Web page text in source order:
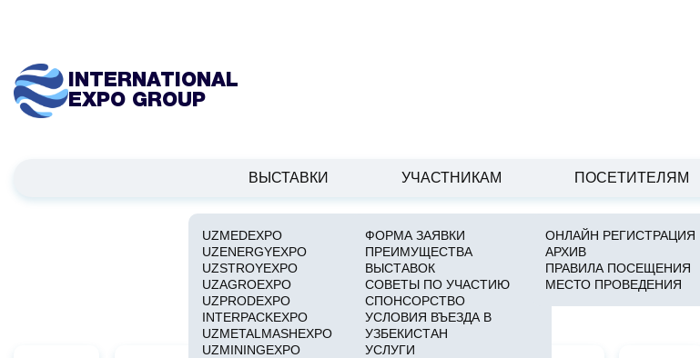
INTERNATIONAL
EXPO GROUP
ВЫСТАВКИ
UZMEDEXPO
UZENERGYEXPO
UZSTROYEXPO
UZAGROEXPO
UZPRODEXPO
INTERPACKEXPO
UZMETALMASHEXPO
UZMININGEXPO
УЧАСТНИКАМ
ФОРМА ЗАЯВКИ
ПРЕИМУЩЕСТВА
ВЫСТАВОК
СОВЕТЫ ПО УЧАСТИЮ
СПОНСОРСТВО
УСЛОВИЯ ВЪЕЗДА В
УЗБЕКИСТАН
УСЛУГИ
ПОСЕТИТЕЛЯМ
ОНЛАЙН РЕГИСТРАЦИЯ
АРХИВ
ПРАВИЛА ПОСЕЩЕНИЯ
МЕСТО ПРОВЕДЕНИЯ